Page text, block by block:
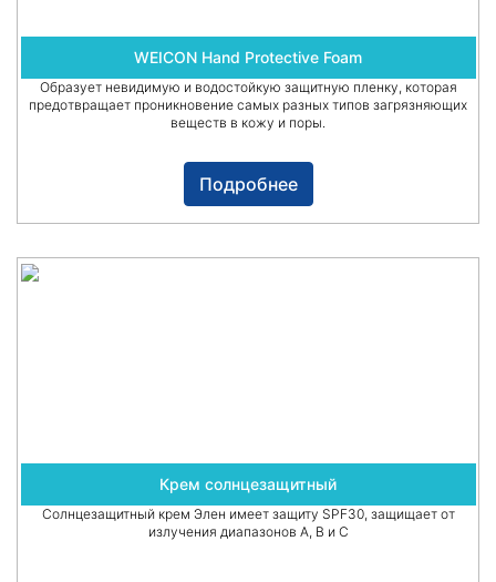
WEICON Hand Protective Foam
Образует невидимую и водостойкую защитную пленку, которая
предотвращает проникновение самых разных типов загрязняющих
веществ в кожу и поры.
Подробнее
Крем солнцезащитный
Солнцезащитный крем Элен имеет защиту SPF30, защищает от
излучения диапазонов А, В и С